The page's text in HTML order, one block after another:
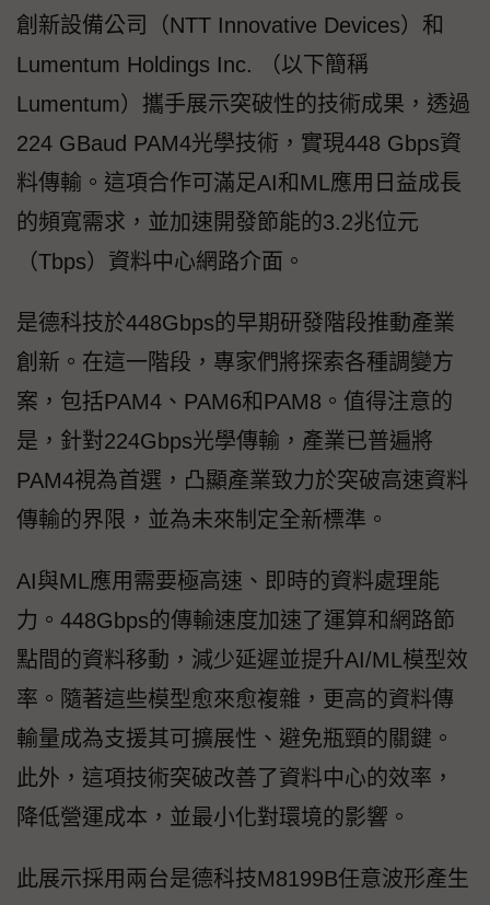
創新設備公司（NTT Innovative Devices）和
Lumentum Holdings Inc. （以下簡稱
Lumentum）攜手展示突破性的技術成果，透過
224 GBaud PAM4光學技術，實現448 Gbps資
料傳輸。這項合作可滿足AI和ML應用日益成長
的頻寬需求，並加速開發節能的3.2兆位元
（Tbps）資料中心網路介面。
是德科技於448Gbps的早期研發階段推動產業
創新。在這一階段，專家們將探索各種調變方
案，包括PAM4、PAM6和PAM8。值得注意的
是，針對224Gbps光學傳輸，產業已普遍將
PAM4視為首選，凸顯產業致力於突破高速資料
傳輸的界限，並為未來制定全新標準。
AI與ML應用需要極高速、即時的資料處理能
力。448Gbps的傳輸速度加速了運算和網路節
點間的資料移動，減少延遲並提升AI/ML模型效
率。隨著這些模型愈來愈複雜，更高的資料傳
輸量成為支援其可擴展性、避免瓶頸的關鍵。
此外，這項技術突破改善了資料中心的效率，
降低營運成本，並最小化對環境的影響。
此展示採用兩台是德科技M8199B任意波形產生